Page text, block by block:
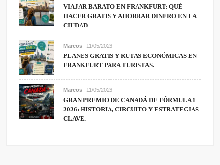
VIAJAR BARATO EN FRANKFURT: QUÉ
HACER GRATIS Y AHORRAR DINERO EN LA
CIUDAD.
Marcos 11/05/2026
PLANES GRATIS Y RUTAS ECONÓMICAS EN
FRANKFURT PARA TURISTAS.
Marcos 11/05/2026
GRAN PREMIO DE CANADÁ DE FÓRMULA 1
2026: HISTORIA, CIRCUITO Y ESTRATEGIAS
CLAVE.